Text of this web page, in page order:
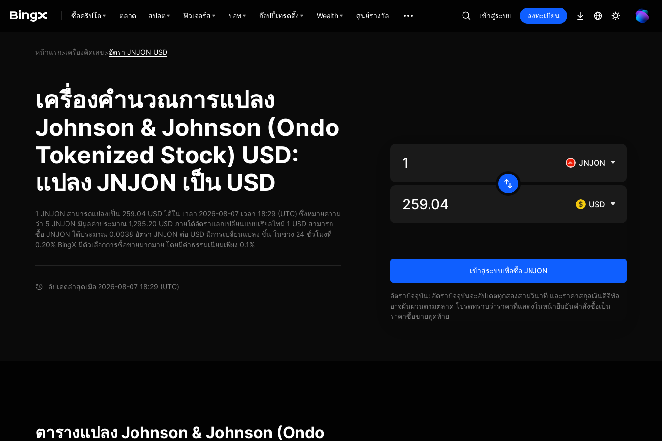
ซื้อคริปโต ตลาด สปอต ฟิวเจอร์ส บอท ก๊อปปี้เทรดดิ้ง Wealth ศูนย์รางวัล เข้าสู่ระบบ ลงทะเบียน
หน้าแรก>เครื่องคิดเลข>อัตรา JNJON USD
เครื่องคำนวณการแปลง
Johnson & Johnson (Ondo
Tokenized Stock) USD:
แปลง JNJON เป็น USD
1 JNJON สามารถแปลงเป็น 259.04 USD ได้ใน เวลา 2026-08-07 เวลา 18:29 (UTC) ซึ่งหมายความ
ว่า 5 JNJON มีมูลค่าประมาณ 1,295.20 USD ภายใต้อัตราแลกเปลี่ยนแบบเรียลไทม์ 1 USD สามารถ
ซื้อ JNJON ได้ประมาณ 0.0038 อัตรา JNJON ต่อ USD มีการเปลี่ยนแปลง ขึ้น ในช่วง 24 ชั่วโมงที่
0.20% BingX มีตัวเลือกการซื้อขายมากมาย โดยมีค่าธรรมเนียมเพียง 0.1%
อัปเดตล่าสุดเมื่อ 2026-08-07 18:29 (UTC)
JNJON
USD
เข้าสู่ระบบเพื่อซื้อ JNJON
อัตราปัจจุบัน: อัตราปัจจุบันจะอัปเดตทุกสองสามวินาที และราคาสกุลเงินดิจิทัล
อาจผันผวนตามตลาด โปรดทราบว่าราคาที่แสดงในหน้ายืนยันคำสั่งซื้อเป็น
ราคาซื้อขายสุดท้าย
ตารางแปลง Johnson & Johnson (Ondo